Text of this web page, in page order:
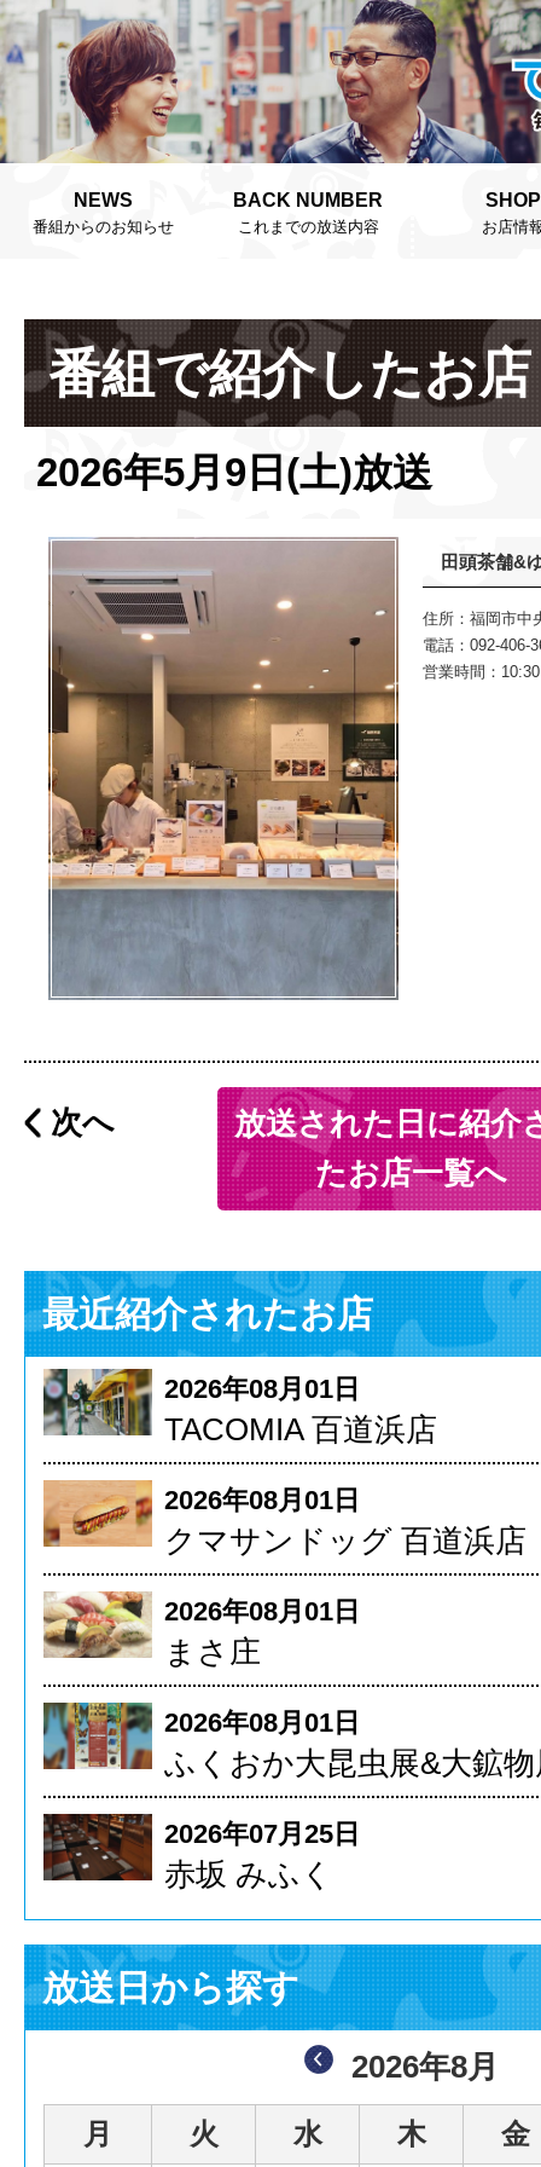
NEWS
番組からのお知らせ
BACK NUMBER
これまでの放送内容
SHOP
お店情
番組で紹介したお店
2026年5月9日(土)放送
田頭茶舗&
住所：福岡市中
電話：092-406-
営業時間：
次へ
放送された日に紹介
たお店一覧へ
最近紹介されたお店
2026年08月01日
TACOMIA 百道浜店
2026年08月01日
クマサンドッグ 百道浜店
2026年08月01日
まさ庄
2026年08月01日
ふくおか大昆虫展&大鉱物
2026年07月25日
赤坂 みふく
放送日から探す
2026年8月
月 火 水 木 金